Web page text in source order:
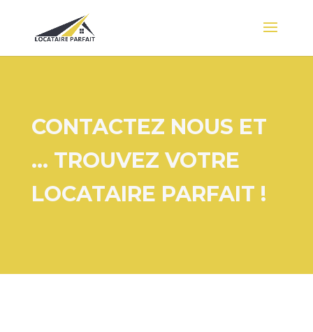
CONTACTEZ NOUS ET
… TROUVEZ VOTRE
LOCATAIRE PARFAIT !